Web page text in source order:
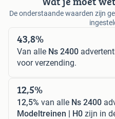
De onderstaande waarden zijn
43,8%
Van alle Ns 2400
voor verzending.
12,5%
12,5% van alle Ns 2400
Modeltreinen | H0 zijn in